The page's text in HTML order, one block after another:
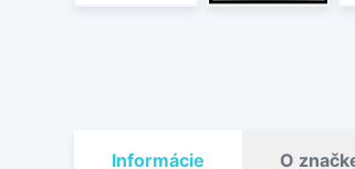
Informácie O